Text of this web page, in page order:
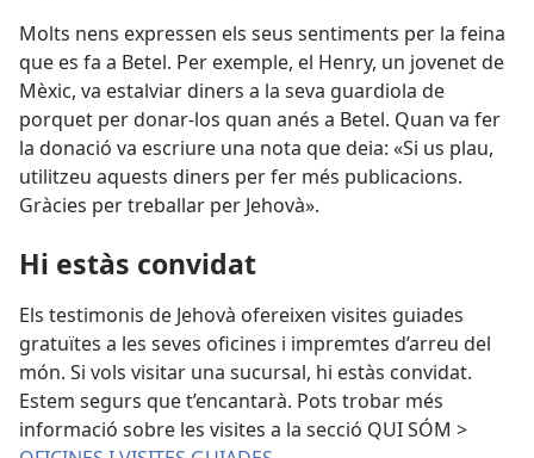
Molts nens expressen els seus sentiments per la feina
que es fa a Betel. Per exemple, el Henry, un jovenet de
Mèxic, va estalviar diners a la seva guardiola de
porquet per donar-los quan anés a Betel. Quan va fer
la donació va escriure una nota que deia: «Si us plau,
utilitzeu aquests diners per fer més publicacions.
Gràcies per treballar per Jehovà».
Hi estàs convidat
Els testimonis de Jehovà ofereixen visites guiades
gratuïtes a les seves oficines i impremtes d’arreu del
món. Si vols visitar una sucursal, hi estàs convidat.
Estem segurs que t’encantarà. Pots trobar més
informació sobre les visites a la secció QUI SÓM >